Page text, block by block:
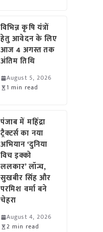
विभिन्न कृषि यंत्रों
हेतु आवेदन के लिए
आज 4 अगस्त तक
अंतिम तिथि
August 5, 2026
1 min read
पंजाब में महिंद्रा
ट्रैक्टर्स का नया
अभियान ‘दुनिया
विच इक्को
ललकार’ लॉन्च,
सुखबीर सिंह और
परमिश वर्मा बने
चेहरा
August 4, 2026
2 min read